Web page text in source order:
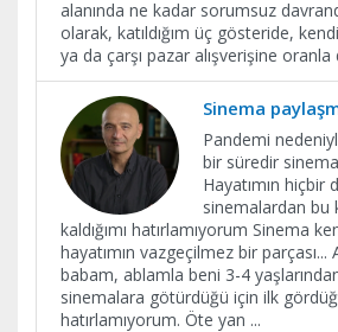
alanında ne kadar sorumsuz
olarak, katıldığım üç gösteride,
ya da çarşı pazar alışverişine
Sinema
Pandemi
bir süredir
Hayatımın hiçbir
sinemalardan bu
kaldığımı hatırlamıyorum Sinema
hayatımın vazgeçilmez bir parçası...
babam, ablamla beni 3-4
sinemalara götürdüğü için ilk
hatırlamıyorum. Öte yan ...